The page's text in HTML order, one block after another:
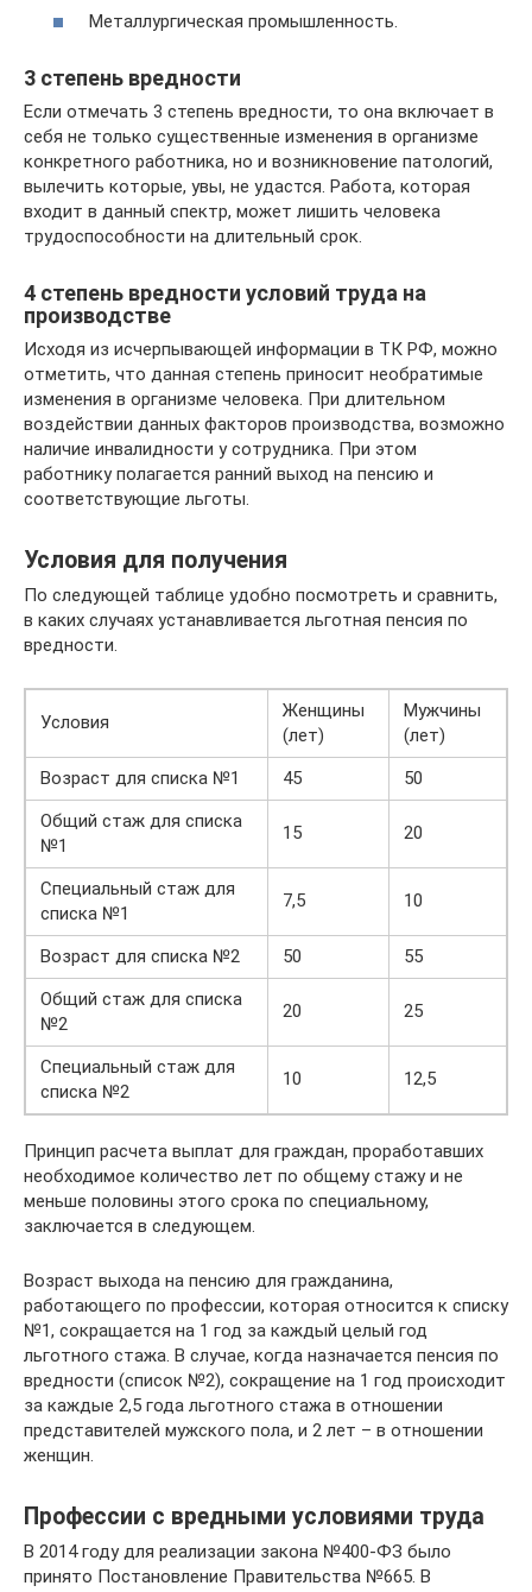
Металлургическая промышленность.
3 степень вредности
Если отмечать 3 степень вредности, то она включает в
себя не только существенные изменения в организме
конкретного работника, но и возникновение патологий,
вылечить которые, увы, не удастся. Работа, которая
входит в данный спектр, может лишить человека
трудоспособности на длительный срок.
4 степень вредности условий труда на
производстве
Исходя из исчерпывающей информации в ТК РФ, можно
отметить, что данная степень приносит необратимые
изменения в организме человека. При длительном
воздействии данных факторов производства, возможно
наличие инвалидности у сотрудника. При этом
работнику полагается ранний выход на пенсию и
соответствующие льготы.
Условия для получения
По следующей таблице удобно посмотреть и сравнить,
в каких случаях устанавливается льготная пенсия по
вредности.
Условия
Женщины
(лет)
Мужчины
(лет)
Возраст для списка №1
45
50
Общий стаж для списка
№1
15 20
Специальный стаж для
списка №1
7,5 10
Возраст для списка №2 50
55
Общий стаж для списка
№2
20 25
Специальный стаж для
списка №2
10 12,5
Принцип расчета выплат для граждан, проработавших
необходимое количество лет по общему стажу и не
меньше половины этого срока по специальному,
заключается в следующем.
Возраст выхода на пенсию для гражданина,
работающего по профессии, которая относится к списку
№1, сокращается на 1 год за каждый целый год
льготного стажа. В случае, когда назначается пенсия по
вредности (список №2), сокращение на 1 год происходит
за каждые 2,5 года льготного стажа в отношении
представителей мужского пола, и 2 лет – в отношении
женщин.
Профессии с вредными условиями труда
В 2014 году для реализации закона №400-ФЗ было
принято Постановление Правительства №665. В